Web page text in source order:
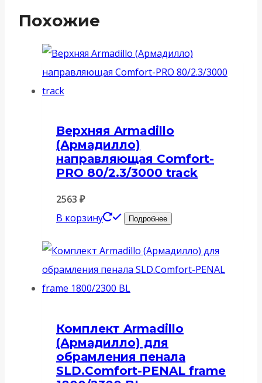
Похожие
Верхняя Armadillo
(Армадилло)
направляющая Comfort-
PRO 80/2.3/3000 track
2563 ₽
В корзину
Подробнее
Комплект Armadillo
(Армадилло) для
обрамления пенала
SLD.Comfort-PENAL frame